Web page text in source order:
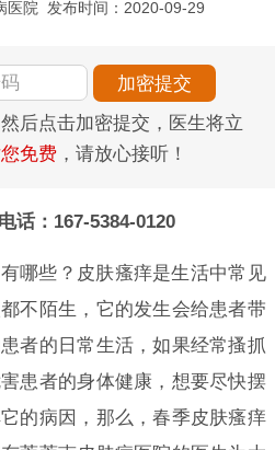
医院 发布时间：2020-09-29
后点击加密提交，医生将立
免费 ，请放心接听！
话：167-5384-0120
哪些？皮肤瘙痒是生活中常见
不陌生，它的发生会给患者带
者的日常生活，如果经常搔抓
患者的身体健康，想要尽快摆
的病因，那么，春季皮肤瘙痒